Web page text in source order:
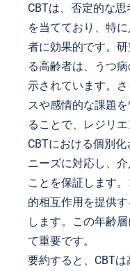
CBTは、否定的な
を当てており、特
者に効果的です。
る高齢者は、うつ
示されています。
スや感情的な課題
ることで、レジリ
CBTにおける個別
ニーズに対応し、
ことを保証します
的相互作用を提供
します。この年齢
て重要です。
要約すると、CBT